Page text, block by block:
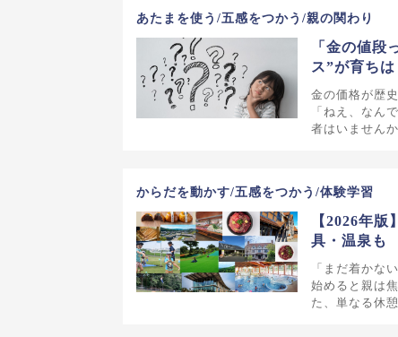
あたまを使う/五感をつかう/親の関わり
「金の値段
ス”が育ち
金の価格が歴
「ねえ、なん
者はいません
からだを動かす/五感をつかう/体験学習
【2026年
具・温泉も
「まだ着かな
始めると親は
た、単なる休